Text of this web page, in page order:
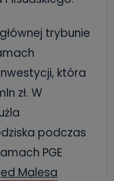
trybunie
która
zł. W
podczas
PGE
Malesa